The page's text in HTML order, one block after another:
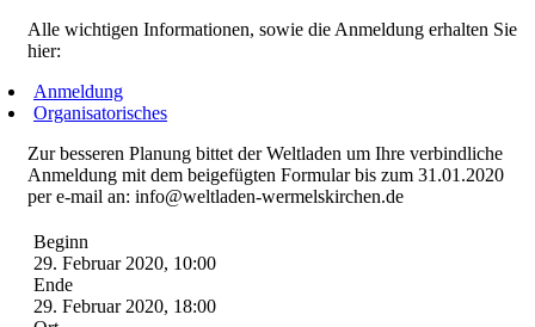
Alle wichtigen Informationen, sowie die Anmeldung erhalten Sie
hier:
Anmeldung
Organisatorisches
Zur besseren Planung bittet der Weltladen um Ihre verbindliche
Anmeldung mit dem beigefügten Formular bis zum 31.01.2020
per e-mail an: info@weltladen-wermelskirchen.de
Beginn
29. Februar 2020, 10:00
Ende
29. Februar 2020, 18:00